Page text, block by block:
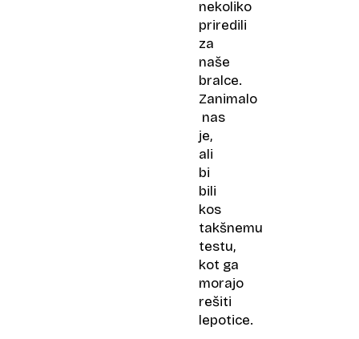
nekoliko
priredili
za
naše
bralce.
Zanimalo
nas
je,
ali
bi
bili
kos
takšnemu
testu,
kot ga
morajo
rešiti
lepotice.